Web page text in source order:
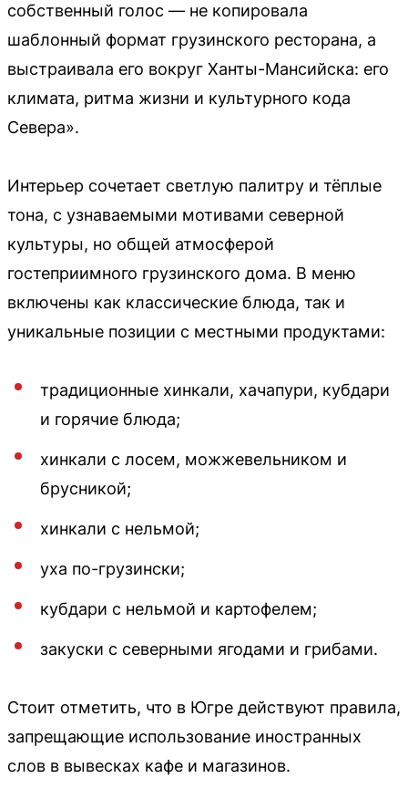
собственный голос — не копировала
шаблонный формат грузинского ресторана, а
выстраивала его вокруг Ханты-Мансийска: его
климата, ритма жизни и культурного кода
Севера».
Интерьер сочетает светлую палитру и тёплые
тона, с узнаваемыми мотивами северной
культуры, но общей атмосферой
гостеприимного грузинского дома. В меню
включены как классические блюда, так и
уникальные позиции с местными продуктами:
традиционные хинкали, хачапури, кубдари
и горячие блюда;
хинкали с лосем, можжевельником и
брусникой;
хинкали с нельмой;
уха по-грузински;
кубдари с нельмой и картофелем;
закуски с северными ягодами и грибами.
Стоит отметить, что в Югре действуют правила,
запрещающие использование иностранных
слов в вывесках кафе и магазинов.